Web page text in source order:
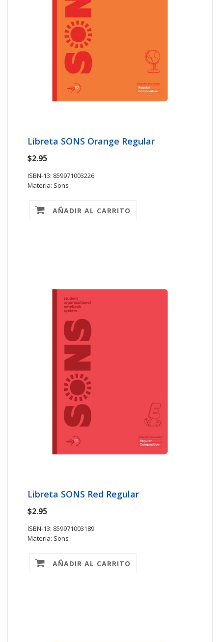
Libreta SONS Orange Regular
$2.95
ISBN-13: 859971003226
Materia: Sons
AÑADIR AL CARRITO
Libreta SONS Red Regular
$2.95
ISBN-13: 859971003189
Materia: Sons
AÑADIR AL CARRITO